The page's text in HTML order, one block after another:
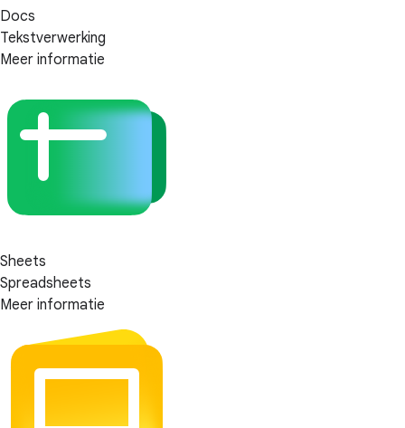
Docs
Tekstverwerking
Meer informatie
Sheets
Spreadsheets
Meer informatie